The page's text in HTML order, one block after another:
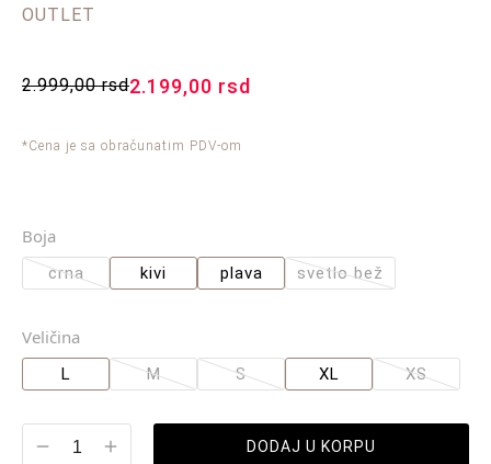
OUTLET
2.999,00rsd2.199,00 rsd
*Cena je sa obračunatim PDV-om
Boja
crna kivi plava svetlo bež
Veličina
L M S XL XS
DODAJ U KORPU